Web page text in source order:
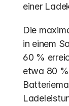
einer
Die
in einem
60 %
etwa 80